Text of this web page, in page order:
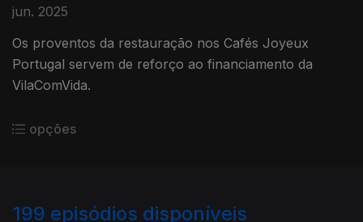
jun. 2025
Os proventos da restauração nos Cafés Joyeux
Portugal servem de reforço ao financiamento da
VilaComVida.
opções
199 episódios disponíveis